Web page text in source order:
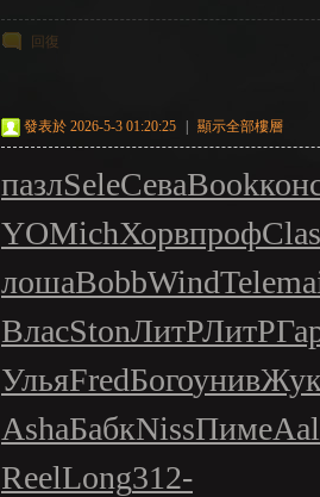
回復
發表於 2026-5-3 01:20:25 顯示全部樓層
пазлSeleСеваBook
YOMichХорвпрофClas
лошаBobbWindTele
ВласStonЛитРЛитР
УльяFredБогоунив
AshaБабкNissПиме
ReelLong312-